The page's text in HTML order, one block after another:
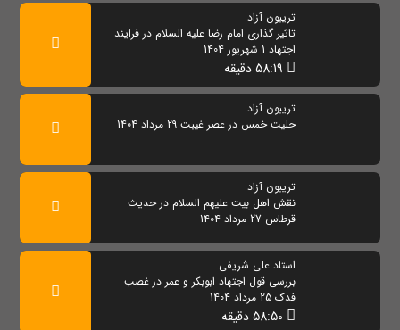
تریبون آزاد
تاثیر گذاری امام رضا علیه السلام در فرایند
اجتهاد 1 شهریور 1404
تریبون آزاد
حلیت خمس در عصر غیبت 29 مرداد 1404
تریبون آزاد
نقش اهل بیت علیهم السلام در حدیث
قرطاس 27 مرداد 1404
استاد علی شریفی
بررسی قول اجتهاد ابوبکر و عمر در غصب
فدک 25 مرداد 1404